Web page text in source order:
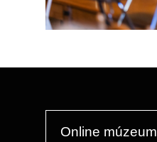
Online múzeum